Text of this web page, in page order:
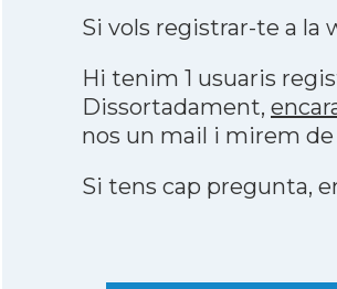
Si vols registrar-te a la
Hi tenim 1 usuaris
Dissortadament,
nos un mail i mirem
Si tens cap pregunta,